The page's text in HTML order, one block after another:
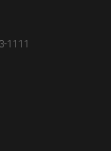
la
1111